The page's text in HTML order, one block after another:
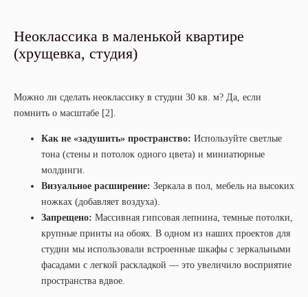
Неоклассика в маленькой квартире
(хрущевка, студия)
Можно ли сделать неоклассику в студии 30 кв. м? Да, если
помнить о масштабе [2].
Как не «задушить» пространство: Используйте светлые
тона (стены и потолок одного цвета) и миниатюрные
молдинги.
Визуальное расширение: Зеркала в пол, мебель на высоких
ножках (добавляет воздуха).
Запрещено: Массивная гипсовая лепнина, темные потолки,
крупные принты на обоях. В одном из наших проектов для
студии мы использовали встроенные шкафы с зеркальными
фасадами с легкой раскладкой — это увеличило восприятие
пространства вдвое.
Получить консультацию
Нажимая на кнопку, вы соглашаетесь с
политикой конфиденциальности